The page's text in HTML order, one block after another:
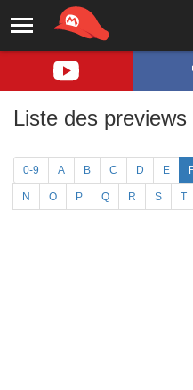
Liste des
0-9 A B C D E
N O P Q R S T